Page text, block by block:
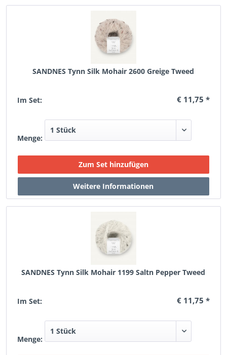
SANDNES Tynn Silk Mohair 2600 Greige Tweed
Im Set: € 11,75 *
Menge:
SANDNES Tynn Silk Mohair 1199 Saltn Pepper Tweed
Im Set: € 11,75 *
Menge: